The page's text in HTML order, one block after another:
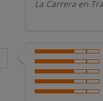
La Carrera en